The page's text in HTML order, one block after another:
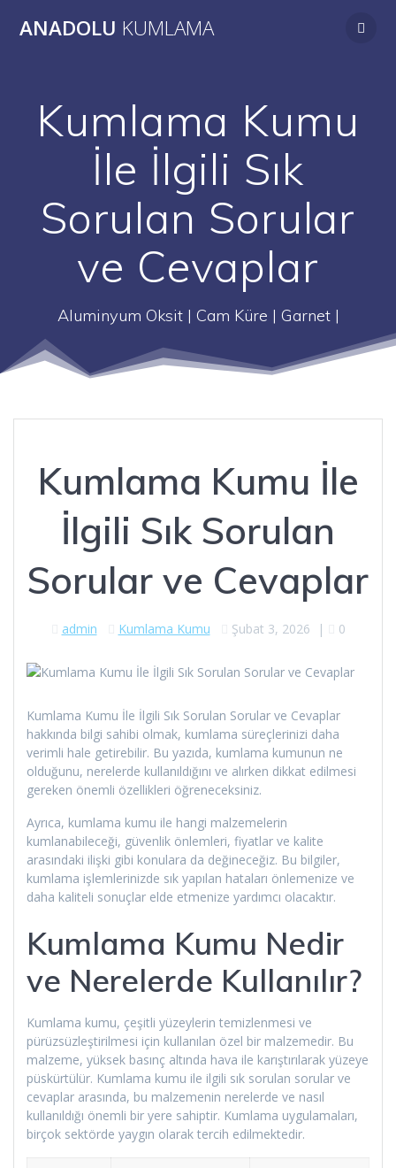
to
ANADOLU KUMLAMA
Kumlama Kumu
İle İlgili Sık
Sorulan Sorular
ve Cevaplar
Aluminyum Oksit | Cam Küre | Garnet |
Kumlama Kumu İle
İlgili Sık Sorulan
Sorular ve Cevaplar
admin Kumlama Kumu Şubat 3, 2026 | 0
Kumlama Kumu İle İlgili Sık Sorulan Sorular ve Cevaplar
hakkında bilgi sahibi olmak, kumlama süreçlerinizi daha
verimli hale getirebilir. Bu yazıda, kumlama kumunun ne
olduğunu, nerelerde kullanıldığını ve alırken dikkat edilmesi
gereken önemli özellikleri öğreneceksiniz.
Ayrıca, kumlama kumu ile hangi malzemelerin
kumlanabileceği, güvenlik önlemleri, fiyatlar ve kalite
arasındaki ilişki gibi konulara da değineceğiz. Bu bilgiler,
kumlama işlemlerinizde sık yapılan hataları önlemenize ve
daha kaliteli sonuçlar elde etmenize yardımcı olacaktır.
Kumlama Kumu Nedir
ve Nerelerde Kullanılır?
Kumlama kumu, çeşitli yüzeylerin temizlenmesi ve
pürüzsüzleştirilmesi için kullanılan özel bir malzemedir. Bu
malzeme, yüksek basınç altında hava ile karıştırılarak yüzeye
püskürtülür. Kumlama kumu ile ilgili sık sorulan sorular ve
cevaplar arasında, bu malzemenin nerelerde ve nasıl
kullanıldığı önemli bir yere sahiptir. Kumlama uygulamaları,
birçok sektörde yaygın olarak tercih edilmektedir.